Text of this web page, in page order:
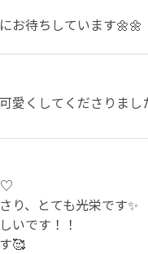
お待ちしています🌼🌼
愛くしてくださりま
り、とても光栄です✨
いです！！
🥰